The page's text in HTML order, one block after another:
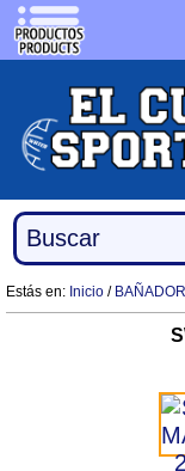
Estás en: Inicio /